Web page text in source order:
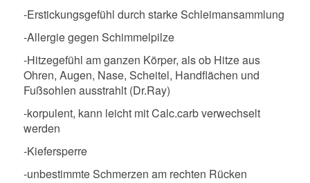
-Erstickungsgefühl durch starke Schleimansammlung
-Allergie gegen Schimmelpilze
-Hitzegefühl am ganzen Körper, als ob Hitze aus
Ohren, Augen, Nase, Scheitel, Handflächen und
Fußsohlen ausstrahlt (Dr.Ray)
-korpulent, kann leicht mit Calc.carb verwechselt
werden
-Kiefersperre
-unbestimmte Schmerzen am rechten Rücken